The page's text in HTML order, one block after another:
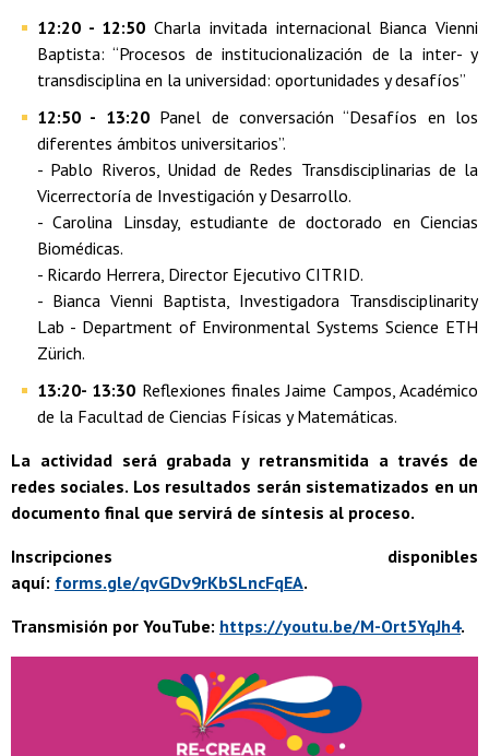
12:20 - 12:50 Charla invitada internacional Bianca Vienni
Baptista: “Procesos de institucionalización de la inter- y
transdisciplina en la universidad: oportunidades y desafíos”
12:50 - 13:20Panel de conversación “Desafíos en los
diferentes ámbitos universitarios”.
- Pablo Riveros, Unidad de Redes Transdisciplinarias de la
Vicerrectoría de Investigación y Desarrollo.
- Carolina Linsday, estudiante de doctorado en Ciencias
Biomédicas.
- Ricardo Herrera, Director Ejecutivo CITRID.
- Bianca Vienni Baptista, Investigadora Transdisciplinarity
Lab - Department of Environmental Systems Science ETH
Zürich.
13:20- 13:30 Reflexiones finales Jaime Campos, Académico
de la Facultad de Ciencias Físicas y Matemáticas.
La actividad será grabada y retransmitida a través de
redes sociales. Los resultados serán sistematizados en un
documento final que servirá de síntesis al proceso.
Inscripciones disponibles
aquí: forms.gle/qvGDv9rKbSLncFqEA.
Transmisión por YouTube: https://youtu.be/M-Ort5YqJh4.